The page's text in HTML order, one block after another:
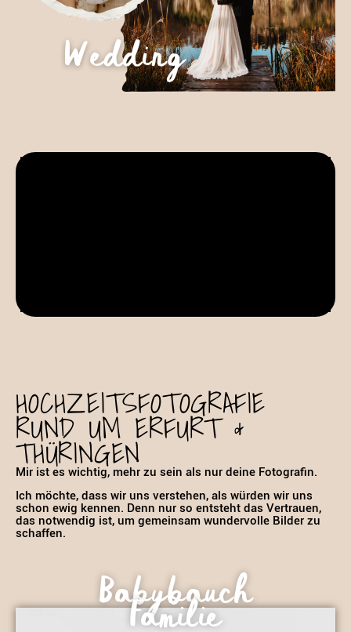
HOCHZEITSFOTOGRAFIE
RUND UM ERFURT &
THÜRINGEN
Mir ist es wichtig, mehr zu sein als nur deine Fotografin.
Ich möchte, dass wir uns verstehen, als würden wir uns
schon ewig kennen. Denn nur so entsteht das Vertrauen,
das notwendig ist, um gemeinsam wundervolle Bilder zu
schaffen.
Familie
Babybauch